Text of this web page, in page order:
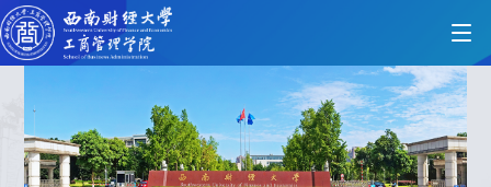
首页